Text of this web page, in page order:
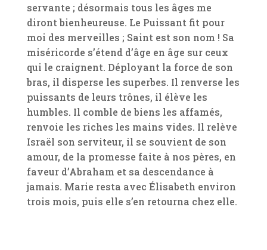
servante ; désormais tous les âges me
diront bienheureuse. Le Puissant fit pour
moi des merveilles ; Saint est son nom ! Sa
miséricorde s’étend d’âge en âge sur ceux
qui le craignent. Déployant la force de son
bras, il disperse les superbes. Il renverse les
puissants de leurs trônes, il élève les
humbles. Il comble de biens les affamés,
renvoie les riches les mains vides. Il relève
Israël son serviteur, il se souvient de son
amour, de la promesse faite à nos pères, en
faveur d’Abraham et sa descendance à
jamais. Marie resta avec Élisabeth environ
trois mois, puis elle s’en retourna chez elle.